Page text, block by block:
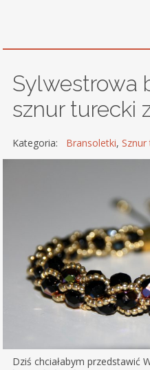
Sylwestrowa
sznur turecki
Kategoria: Bransoletki, Sznur
Dziś chciałabym przedstawić